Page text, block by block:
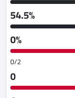
54.5%
0%
0/2
0